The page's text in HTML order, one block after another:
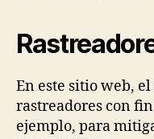
En este sitio web,
rastreadores con
ejemplo, para